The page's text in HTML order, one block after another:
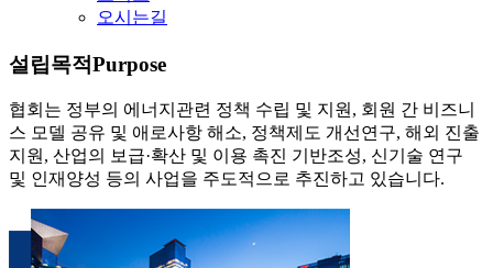
오시는길
설립목적Purpose
협회는 정부의 에너지관련 정책 수립 및 지원, 회원 간 비즈니
스 모델 공유 및 애로사항 해소, 정책제도 개선연구, 해외 진출
지원, 산업의 보급·확산 및 이용 촉진 기반조성, 신기술 연구
및 인재양성 등의 사업을 주도적으로 추진하고 있습니다.